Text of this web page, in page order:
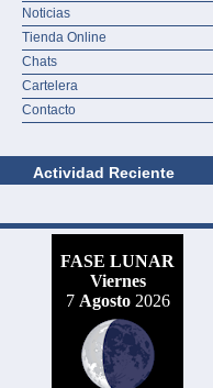
Noticias
Tienda Online
Chats
Cartelera
Contacto
Actividad Reciente